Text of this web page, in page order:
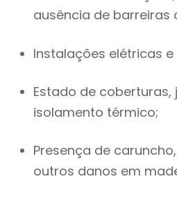
ausência de barreiras
Instalações elétricas
Estado de coberturas,
isolamento térmico;
Presença de
outros danos em